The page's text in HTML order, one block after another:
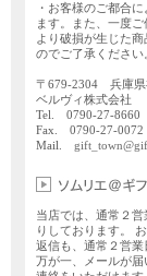
・お客様のご都合
ます。また、一度
より破損が生じた
のでご了承ください
〒679-2304 兵庫県
ベルヴィ株式会社
Tel. 0790-27-
Fax. 0790-27-0072
Mail.
当店では、通常２
りしております。
返信も、通常２営
万が一、メールが